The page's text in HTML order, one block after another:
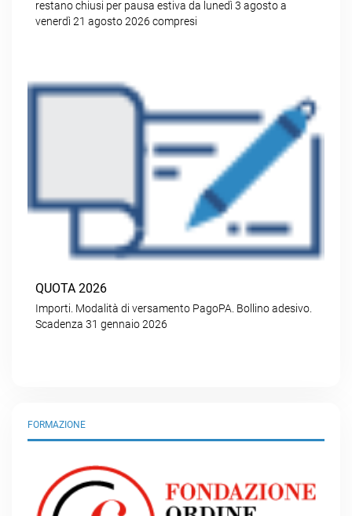
restano chiusi per pausa estiva da lunedì 3 agosto a
venerdì 21 agosto 2026 compresi
QUOTA 2026
Importi. Modalità di versamento PagoPA. Bollino adesivo.
Scadenza 31 gennaio 2026
FORMAZIONE